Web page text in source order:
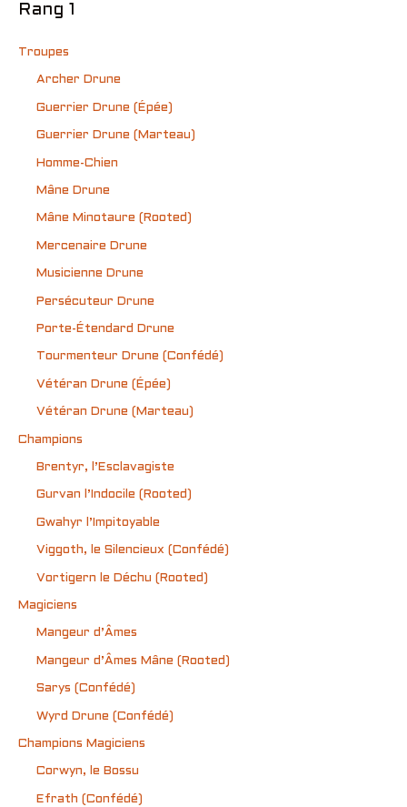
Rang 1
Troupes
Archer Drune
Guerrier Drune (Épée)
Guerrier Drune (Marteau)
Homme-Chien
Mâne Drune
Mâne Minotaure (Rooted)
Mercenaire Drune
Musicienne Drune
Persécuteur Drune
Porte-Étendard Drune
Tourmenteur Drune (Confédé)
Vétéran Drune (Épée)
Vétéran Drune (Marteau)
Champions
Brentyr, l’Esclavagiste
Gurvan l’Indocile (Rooted)
Gwahyr l’Impitoyable
Viggoth, le Silencieux (Confédé)
Vortigern le Déchu (Rooted)
Magiciens
Mangeur d’Âmes
Mangeur d’Âmes Mâne (Rooted)
Sarys (Confédé)
Wyrd Drune (Confédé)
Champions Magiciens
Corwyn, le Bossu
Efrath (Confédé)